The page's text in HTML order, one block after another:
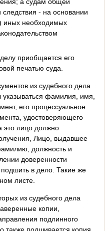
- на основании
иных необходимых
приобщается его
печатью суда.
из судебного дела
фамилия, имя,
его процессуальное
удостоверяющего
это лицо должно
Лицо, выдавшее
должность и
доверенности
в дело. Такие же
листе.
из судебного дела
копии,
подлинного
также подшивается копия